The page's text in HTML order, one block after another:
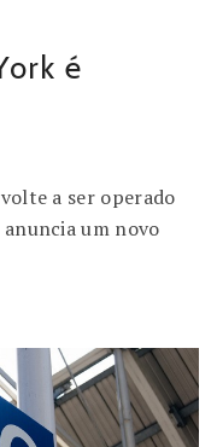
é
a ser operado
anuncia um novo